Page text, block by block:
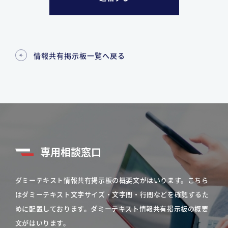
情報共有掲示板一覧へ戻る
専用相談窓口
ダミーテキスト情報共有掲示板の概要文がはいります。こちら
はダミーテキスト文字サイズ・文字間・行間などを確認するた
めに配置しております。ダミーテキスト情報共有掲示板の概要
文がはいります。